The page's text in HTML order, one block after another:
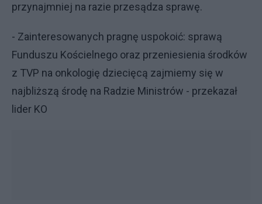
przynajmniej na razie przesądza sprawę.
- Zainteresowanych pragnę uspokoić: sprawą
Funduszu Kościelnego oraz przeniesienia środków
z TVP na onkologię dziecięcą zajmiemy się w
najbliższą środę na Radzie Ministrów - przekazał
lider KO